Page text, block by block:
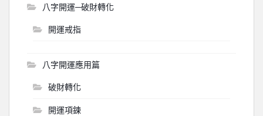
八字開運─破財轉化
開運戒指
八字開運應用篇
破財轉化
開運項鍊